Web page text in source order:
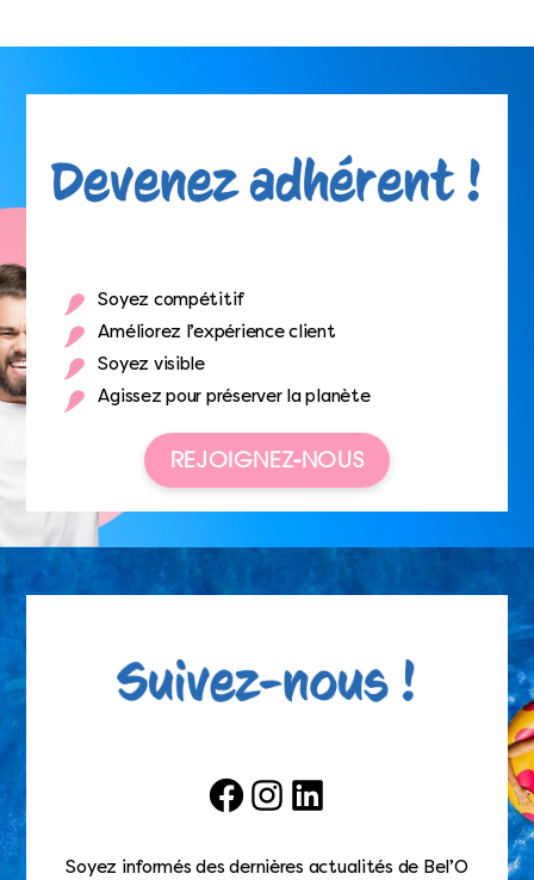
Soyez compétitif
Améliorez l’expérience client
Soyez visible
Agissez pour préserver la planète
REJOIGNEZ-NOUS
FacebookInstagramLinkedIn
Soyez informés des dernières actualités de Bel’O